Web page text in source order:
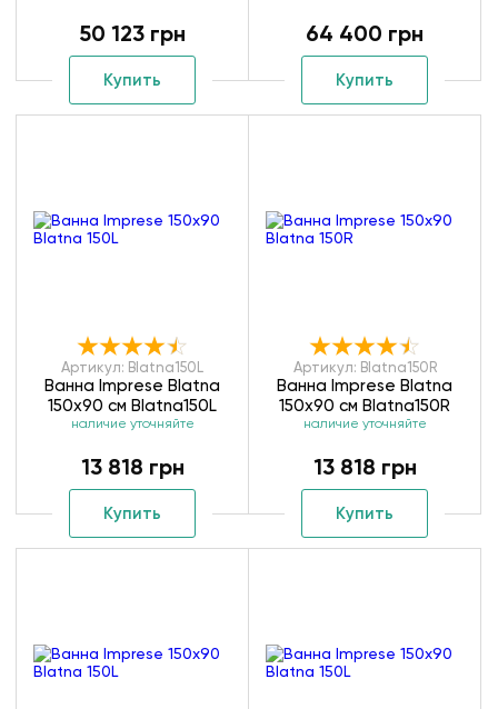
50 123 грн
Купить
64 400 грн
Купить
Артикул: Blatna150L
Ванна Imprese Blatna
150х90 см Blatna150L
наличие уточняйте
13 818 грн
Купить
Артикул: Blatna150R
Ванна Imprese Blatna
150х90 см Blatna150R
наличие уточняйте
13 818 грн
Купить